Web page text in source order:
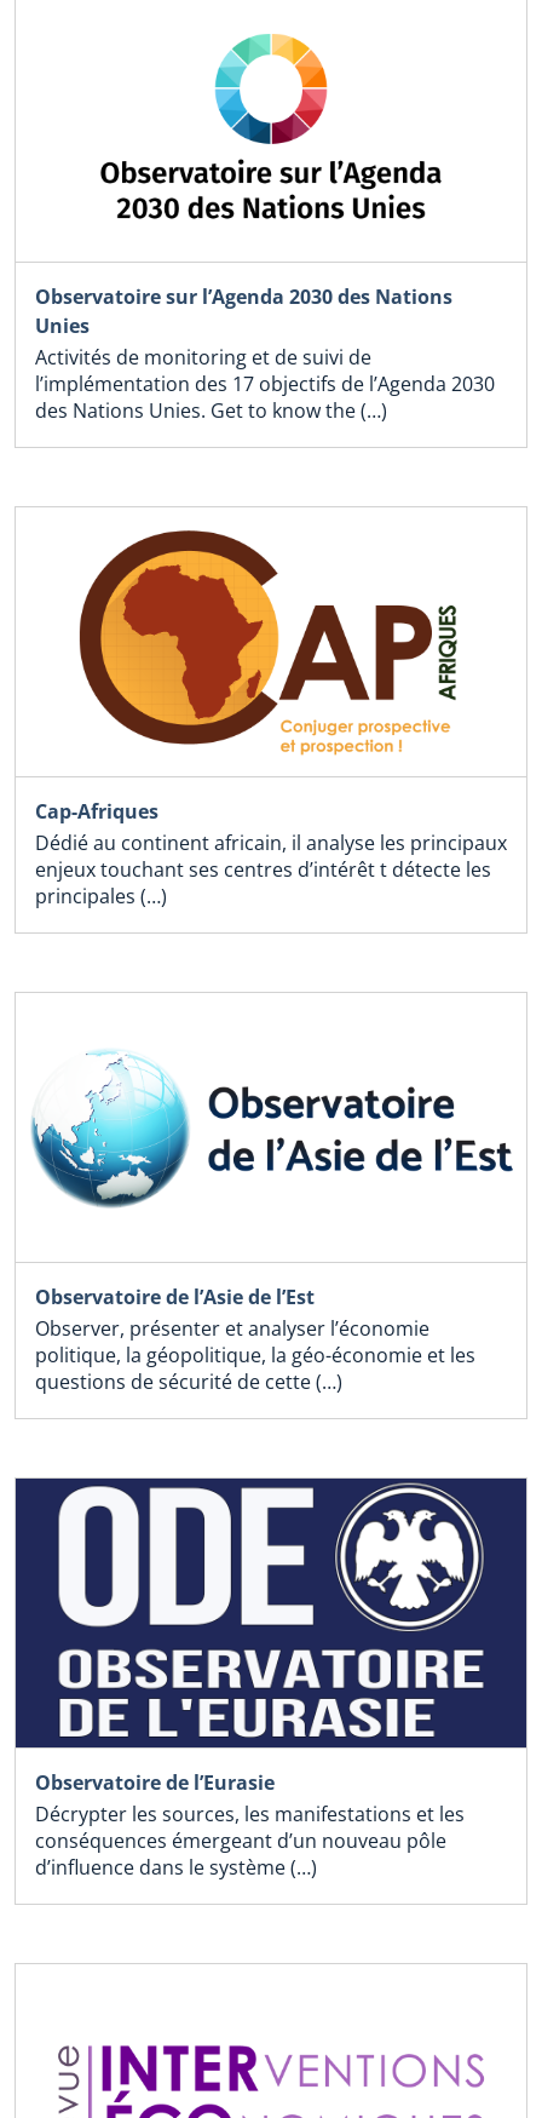
Observatoire sur l’Agenda 2030 des Nations
Unies
Activités de monitoring et de suivi de
l’implémentation des 17 objectifs de l’Agenda 2030
des Nations Unies. Get to know the (…)
Cap-Afriques
Dédié au continent africain, il analyse les principaux
enjeux touchant ses centres d’intérêt t détecte les
principales (…)
Observatoire de l’Asie de l’Est
Observer, présenter et analyser l’économie
politique, la géopolitique, la géo-économie et les
questions de sécurité de cette (…)
Observatoire de l’Eurasie
Décrypter les sources, les manifestations et les
conséquences émergeant d’un nouveau pôle
d’influence dans le système (…)